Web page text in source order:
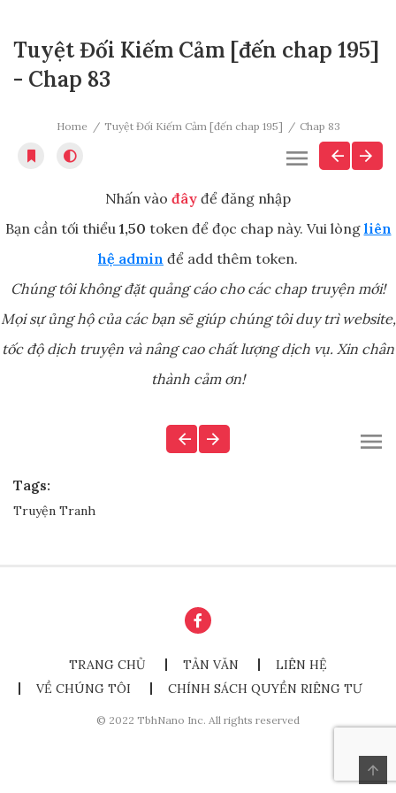
Tuyệt Đối Kiếm Cảm [đến chap 195]
- Chap 83
Home Tuyệt Đối Kiếm Cảm [đến chap 195] Chap 83
Nhấn vào đây để đăng nhập
Bạn cần tối thiểu 1,50 token để đọc chap này. Vui lòng liên
hệ admin để add thêm token.
Chúng tôi không đặt quảng cáo cho các chap truyện mới!
Mọi sự ủng hộ của các bạn sẽ giúp chúng tôi duy trì website,
tốc độ dịch truyện và nâng cao chất lượng dịch vụ. Xin chân
thành cảm ơn!
Tags:
Truyện Tranh
TRANG CHỦ TẢN VĂN
LIÊN HỆ
VỀ CHÚNG TÔI
CHÍNH SÁCH QUYỀN RIÊNG TƯ
© 2022 TbhNano Inc. All rights reserved